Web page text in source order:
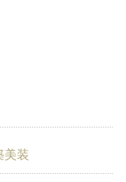
美装